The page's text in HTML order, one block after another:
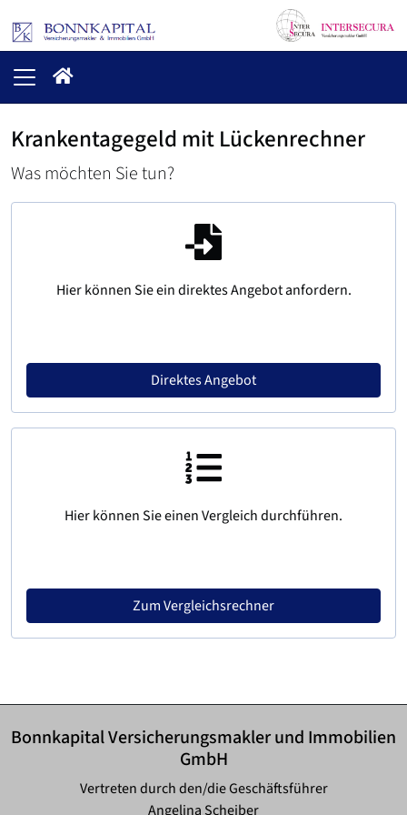
Krankentagegeld mit Lückenrechner
Was möchten Sie tun?
Hier können Sie ein direktes Angebot anfordern.
Direktes Angebot
Hier können Sie einen Vergleich durchführen.
Zum Vergleichsrechner
Bonnkapital Versicherungsmakler und Immobilien
GmbH
Vertreten durch den/die Geschäftsführer
Angelina Scheiber